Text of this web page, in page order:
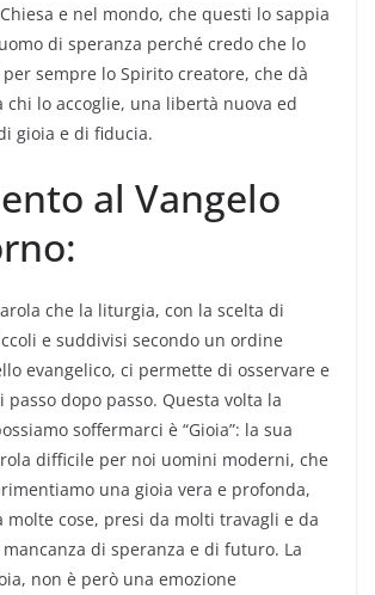
e nel mondo, che questi lo sappia
di speranza perché credo che lo
sempre lo Spirito creatore, che dà
chi lo accoglie, una libertà nuova ed
gioia e di fiducia.
al Vangelo
che la liturgia, con la scelta di
e suddivisi secondo un ordine
evangelico, ci permette di osservare e
dopo passo. Questa volta la
soffermarci è “Gioia”: la sua
difficile per noi uomini moderni, che
una gioia vera e profonda,
molte cose, presi da molti travagli e da
di speranza e di futuro. La
non è però una emozione